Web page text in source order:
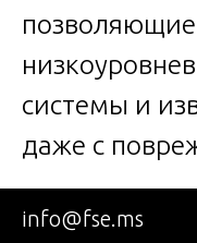
системы и
даже с
Этап
info@fse.ms